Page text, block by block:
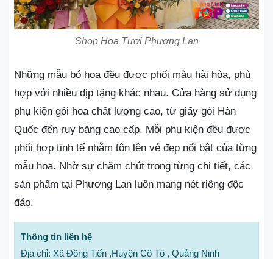
Shop Hoa Tươi Phương Lan
Những mẫu bó hoa đều được phối màu hài hòa, phù
hợp với nhiều dịp tặng khác nhau. Cửa hàng sử dụng
phụ kiện gói hoa chất lượng cao, từ giấy gói Hàn
Quốc đến ruy băng cao cấp. Mỗi phụ kiện đều được
phối hợp tinh tế nhằm tôn lên vẻ đẹp nổi bật của từng
mẫu hoa. Nhờ sự chăm chút trong từng chi tiết, các
sản phẩm tại Phương Lan luôn mang nét riêng độc
đáo.
Thông tin liên hệ
Địa chỉ: Xã Đồng Tiến ,Huyện Cô Tô , Quảng Ninh